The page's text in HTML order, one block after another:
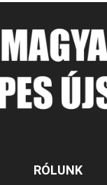
RÓLUNK